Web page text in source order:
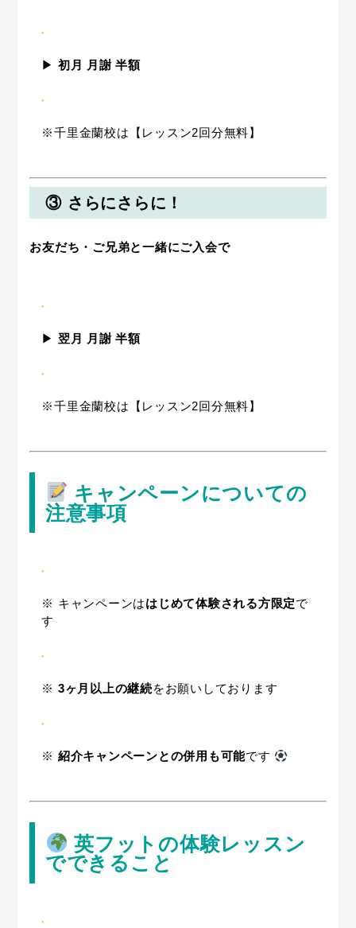
▶︎ 初月 月謝 半額
※千里金蘭校は【レッスン2回分無料】
③ さらにさらに！
お友だち・ご兄弟と一緒にご入会で
▶︎ 翌月 月謝 半額
※千里金蘭校は【レッスン2回分無料】
キャンペーンについての
注意事項
※ キャンペーンははじめて体験される方限定で
す
※ 3ヶ月以上の継続をお願いしております
※ 紹介キャンペーンとの併用も可能です
英フットの体験レッスン
でできること